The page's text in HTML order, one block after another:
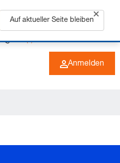
+49 (0) 6266 73-0 DE
Anmelden
Auf aktueller Seite bleiben